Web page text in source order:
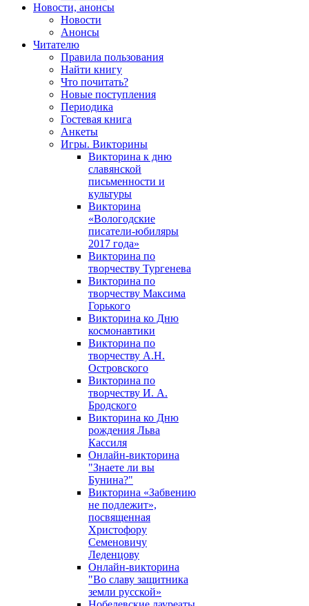
Новости, анонсы
Новости
Анонсы
Читателю
Правила пользования
Найти книгу
Что почитать?
Новые поступления
Периодика
Гостевая книга
Анкеты
Игры. Викторины
Викторина к дню
славянской
письменности и
культуры
Викторина
«Вологодские
писатели-юбиляры
2017 года»
Викторина по
творчеству Тургенева
Викторина по
творчеству Максима
Горького
Викторина ко Дню
космонавтики
Викторина по
творчеству А.Н.
Островского
Викторина по
творчеству И. А.
Бродского
Викторина ко Дню
рождения Льва
Кассиля
Онлайн-викторина
"Знаете ли вы
Бунина?"
Викторина «Забвению
не подлежит»,
посвященная
Христофору
Семеновичу
Леденцову
Онлайн-викторина
"Во славу защитника
земли русской»